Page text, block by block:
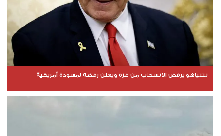
نتنياهو يرفض الانسحاب من غزة ويعلن رفضه لمسودة أمريكية